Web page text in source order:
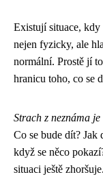
Existují situace, kdy
nejen fyzicky, ale
normální. Prostě jí
hranicu toho, co se
Strach z neznáma
Co se bude dít?
když se něco
situaci ještě